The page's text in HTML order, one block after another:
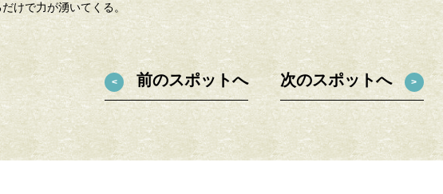
滝道の上にかかる朱塗りの橋は「瀧安寺」の瑞雲橋。日本最古の弁財天を祀る寺であり
力は計り知れない！？
前のスポットへ 次のスポットへ